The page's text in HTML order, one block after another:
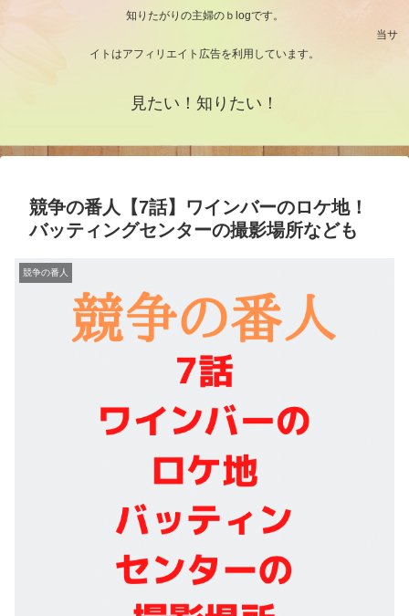
知りたがりの主婦のｂlogです。
当サ
イトはアフィリエイト広告を利用しています。
見たい！知りたい！
競争の番人【7話】ワインバーのロケ地！
バッティングセンターの撮影場所なども
競争の番人